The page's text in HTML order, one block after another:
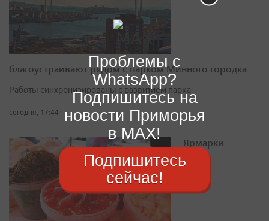
благоустраивают рядом с парком Минного городка
Работы синхронизированы с развитием парка
сегодня, 17:44
Ярмарки
Проблемы с
WhatsApp?
Подпишитесь на
новости Приморья
в MAX!
Подпишитесь
сейчас!